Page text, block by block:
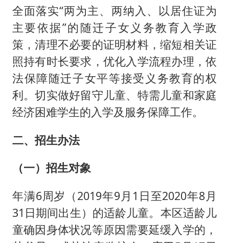
全面落实“两为主、两纳入、以居住证为
主要依据”的随迁子女义务教育入学政
策，清理不必要的证明材料，缩短相关证
照持有时长要求，优化入学流程办理，依
法保障随迁子女平等接受义务教育的权
利。切实做好留守儿童、特需儿童和家庭
经济困难学生的入学及服务保障工作。
二、招生办法
（一）招生对象
年满6周岁（2019年9月1日至2020年8月
31日期间出生）的适龄儿童。本区适龄儿
童确因身体状况等原因需要延缓入学的，